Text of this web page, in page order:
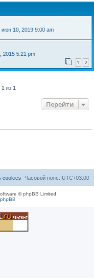
10, 2019 9:00 am
2015 5:21 pm
1 2
1 из 1
Перейти
Часовой пояс: UTC+03:00
cookies
© phpBB Limited